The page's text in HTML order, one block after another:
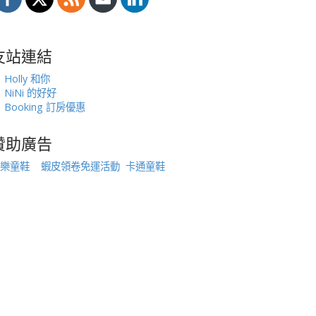
站連結
Holly 和你
NiNi 的好好
Booking 訂房優惠
助廣告
童鞋 蝦皮領卷免運活動 卡通童鞋